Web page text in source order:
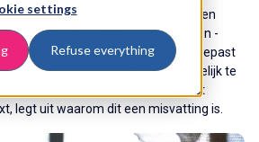
settings
Refuse everything
het altijd al zo."
Deze uitspraken
en hun verandervermogen en -
gedachte dat een applicatie aangepast
om zoveel mogelijk te
John Schouten, Director of Product
legt uit waarom dit een misvatting is.